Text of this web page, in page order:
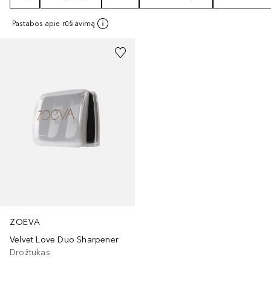
Pastabos apie rūšiavimą
ZOEVA
Velvet Love Duo Sharpener
Drožtukas